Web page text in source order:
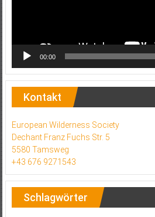
00:00
Kontakt
European Wilderness Society
Dechant Franz Fuchs Str. 5
5580 Tamsweg
+43 676 9271543
Schlagwörter